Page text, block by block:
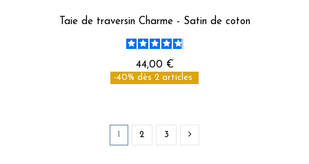
Taie de traversin Charme - Satin de coton
44,00 €
-40% dès 2 articles
2 3